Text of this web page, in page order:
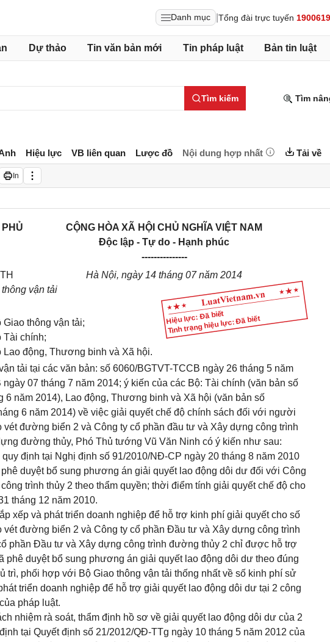
Danh mục Tổng đài trực tuyến
Dự thảo Tin văn bản mới Tin pháp luật Bản tin luật
Tìm kiếm Tìm
Hiệu lực VB liên quan Lược đồ Nội dung hợp nhất Tải về
In
Hiệu lực: Đã biết
Tình trạng hiệu lực: Đã biết
CỘNG HÒA XÃ HỘI CHỦ NGHĨA VIỆT NAM
Độc lập - Tự do - Hạnh phúc
---------------
vận tải
Hà Nội, ngày 14 tháng 07 năm 2014
Giao thông vận tải;
Tài chính;
Lao động, Thương binh và Xã hội.
tải tại các văn bản: số 6060/BGTVT-TCCB ngày 26 tháng 5 năm
07 tháng 7 năm 2014; ý kiến của các Bộ: Tài chính (văn bản số
6 năm 2014), Lao động, Thương binh và Xã hội (văn bản số
6 năm 2014) về việc giải quyết chế độ chính sách đối với người
vét đường biển 2 và Công ty cổ phần đầu tư và Xây dựng công trình
đường thủy, Phó Thủ tướng Vũ Văn Ninh có ý kiến như sau:
định tại Nghị định số 91/2010/NĐ-CP ngày 20 tháng 8 năm 2010
duyệt bổ sung phương án giải quyết lao động dôi dư đối với Công
trình thủy 2 theo thẩm quyền; thời điểm tính giải quyết chế độ cho
tháng 12 năm 2010.
xếp và phát triển doanh nghiệp để hỗ trợ kinh phí giải quyết cho số
vét đường biển 2 và Công ty cổ phần Đầu tư và Xây dựng công trình
phần Đầu tư và Xây dựng công trình đường thủy 2 chỉ được hỗ trợ
phê duyệt bổ sung phương án giải quyết lao động dôi dư theo đúng
trì, phối hợp với Bộ Giao thông vận tải thống nhất về số kinh phí sử
triển doanh nghiệp để hỗ trợ giải quyết lao động dôi dư tại 2 công
pháp luật.
nhiệm rà soát, thẩm định hồ sơ về giải quyết lao động dôi dư của 2
tại Quyết định số 21/2012/QĐ-TTg ngày 10 tháng 5 năm 2012 của